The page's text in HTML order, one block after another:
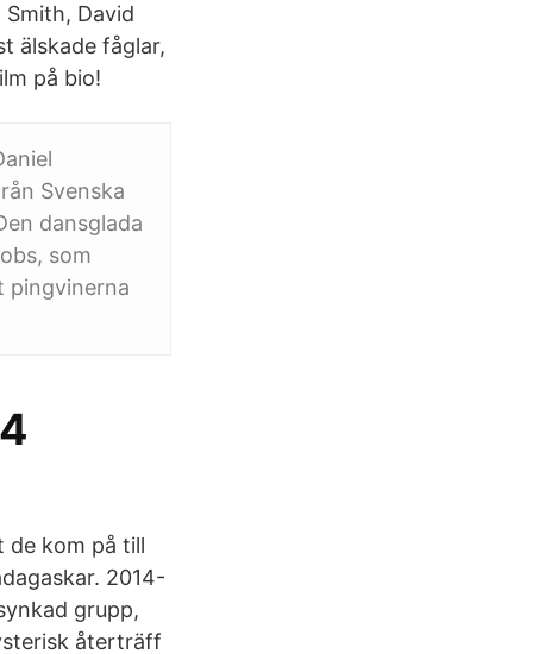
David
älskade fåglar,
på bio!
Svenska
dansglada
som
pingvinerna
de kom på till
2014-
grupp,
återträff